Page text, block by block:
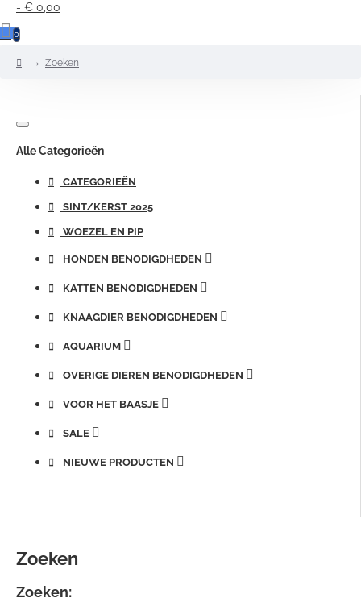
- € 0,00
0
homeZoeken
Alle Categorieën
CATEGORIEËN
SINT/KERST 2025
WOEZEL EN PIP
HONDEN BENODIGDHEDEN
KATTEN BENODIGDHEDEN
KNAAGDIER BENODIGDHEDEN
AQUARIUM
OVERIGE DIEREN BENODIGDHEDEN
VOOR HET BAASJE
SALE
NIEUWE PRODUCTEN
Zoeken
Zoeken: